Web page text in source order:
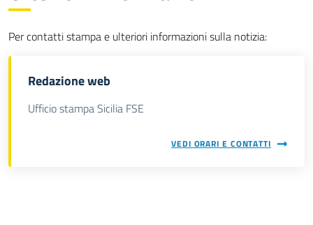
Per contatti stampa e ulteriori informazioni sulla notizia:
Redazione web
Ufficio stampa Sicilia FSE
VEDI ORARI E CONTATTI